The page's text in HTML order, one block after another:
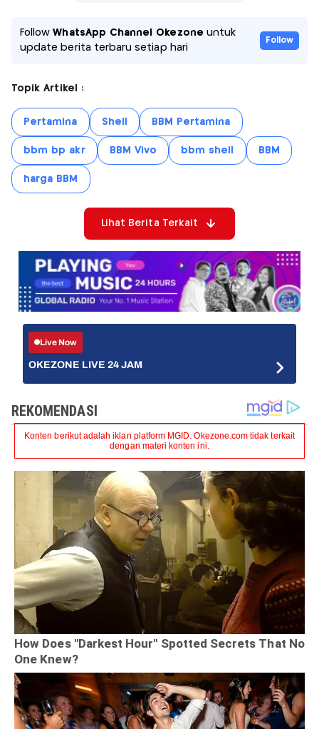
FollowWhatsApp Channel Okezone untuk
update berita terbaru setiap hari
Follow
Topik Artikel :
Pertamina Shell BBM Pertamina
bbm bp akr BBM Vivo bbm shell BBM
harga BBM
Lihat Berita Terkait
Live Now
OKEZONE LIVE 24 JAM